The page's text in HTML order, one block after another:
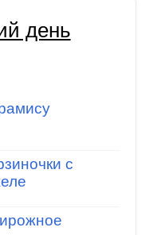
день
с